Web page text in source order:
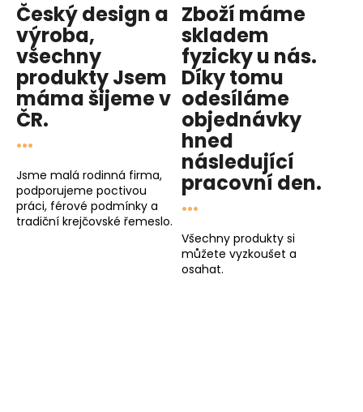
k
y
v
ý
p
i
s
u
Český design a
výroba,
všechny
produktyJsem
mámašijeme v
ČR.
...
Jsme malá rodinná firma,
podporujeme poctivou
práci, férové podmínky a
tradiční krejčovské řemeslo.
Zboží máme
skladem
fyzicky u nás.
Díky tomu
odesíláme
objednávky
hned
následující
pracovní den.
...
Všechny produkty si
můžete vyzkoušet a
osahat.